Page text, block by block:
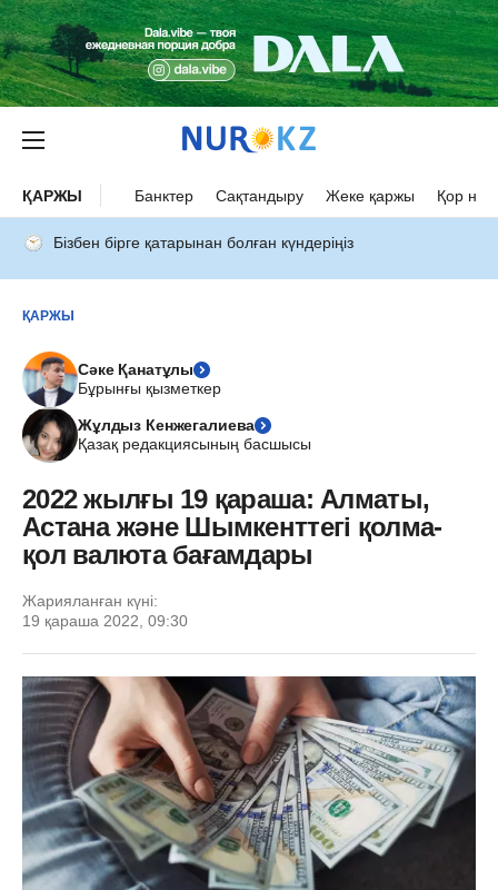
ҚАРЖЫ Банктер Сақтандыру Жеке қаржы Қор
Бізбен бірге қатарынан болған күндеріңіз
ҚАРЖЫ
Сәке Қанатұлы
Бұрынғы қызметкер
Жұлдыз Кенжегалиева
Қазақ редакциясының басшысы
2022 жылғы 19 қараша: Алматы,
Астана және Шымкенттегі қолма-
қол валюта бағамдары
Жарияланған күні:
19 қараша 2022, 09:30